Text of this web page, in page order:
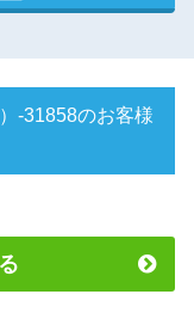
-31858のお客様